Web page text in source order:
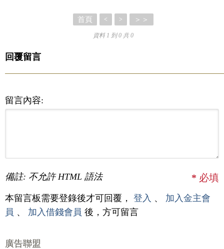
首頁 < > ＞＞
資料 1 到 0 共 0
回覆留言
留言內容:
備註: 不允許 HTML 語法 * 必填
本留言板需要登錄後才可回覆， 登入 、 加入金主會
員 、 加入借錢會員 後，方可留言
廣告聯盟